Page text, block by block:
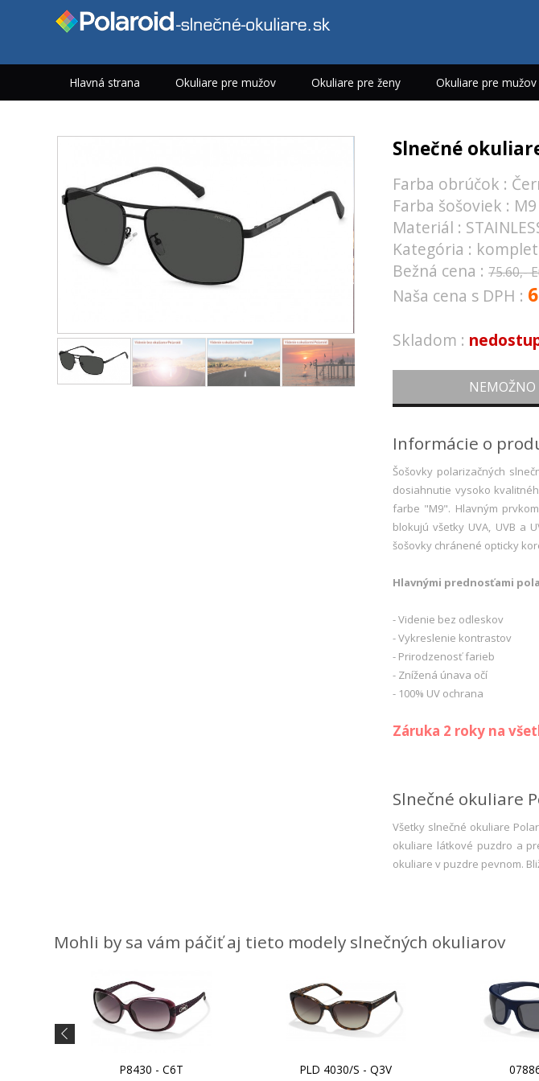
Hlavná strana Okuliare pre mužov Okuliare pre ženy Okuliare pre
Slnečné
Farba obrúčok :
Farba šošoviek : M9
Materiál :
Kategória :
Bežná cena :75.60,-
Naša cena s DPH :
Skladom :
Informácie o
Šošovky polarizačných
dosiahnutie vysoko
farbe "M9". Hlavným
blokujú všetky UVA, UVB a
šošovky chránené opticky
Hlavnými prednosťami
- Videnie bez odleskov
- Vykreslenie kontrastov
- Prirodzenosť farieb
- Znížená únava očí
- 100% UV ochrana
Záruka 2 roky na
Slnečné okuliare
Všetky slnečné okuliare
okuliare látkové puzdro a
okuliare v puzdre pevnom.
Mohli by sa vám páčiť aj tieto modely slnečných okuliarov
P8430 - C6T PLD 4030/S - Q3V